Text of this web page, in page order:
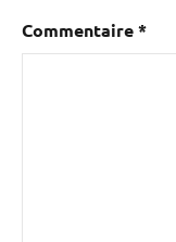
Commentaire*